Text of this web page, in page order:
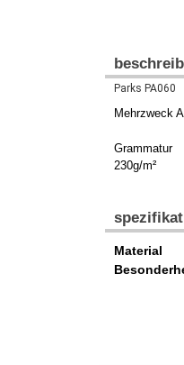
Parks PA060
Mehrzweck
Grammatur
230g/m²
Material